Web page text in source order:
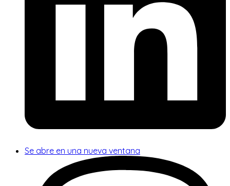
Se abre en una nueva ventana